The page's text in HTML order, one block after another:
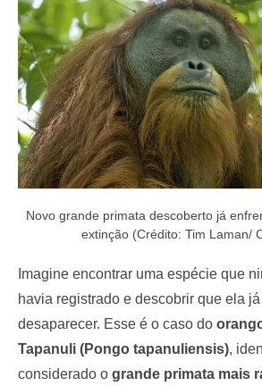
o
n
Novo grande primata descoberto já
extinção (Crédito: Tim Laman/
Imagine encontrar uma espécie que
havia registrado e descobrir que ela
desaparecer. Esse é o caso do
Tapanuli (Pongo tapanuliensis),
considerado o grande primata mais